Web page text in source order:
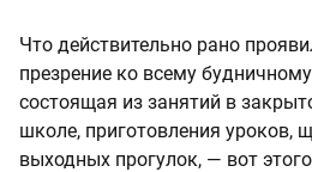
Что действительно рано
презрение ко всему
состоящая из занятий в
школе, приготовления уроков,
выходных прогулок, — вот